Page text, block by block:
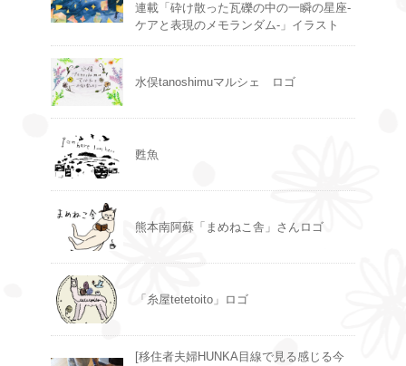
連載「砕け散った瓦礫の中の一瞬の星座-
ケアと表現のメモランダム-」イラスト
水俣tanoshimuマルシェ ロゴ
甦魚
熊本南阿蘇「まめねこ舎」さんロゴ
「糸屋tetetoito」ロゴ
[移住者夫婦HUNKA目線で見る感じる今